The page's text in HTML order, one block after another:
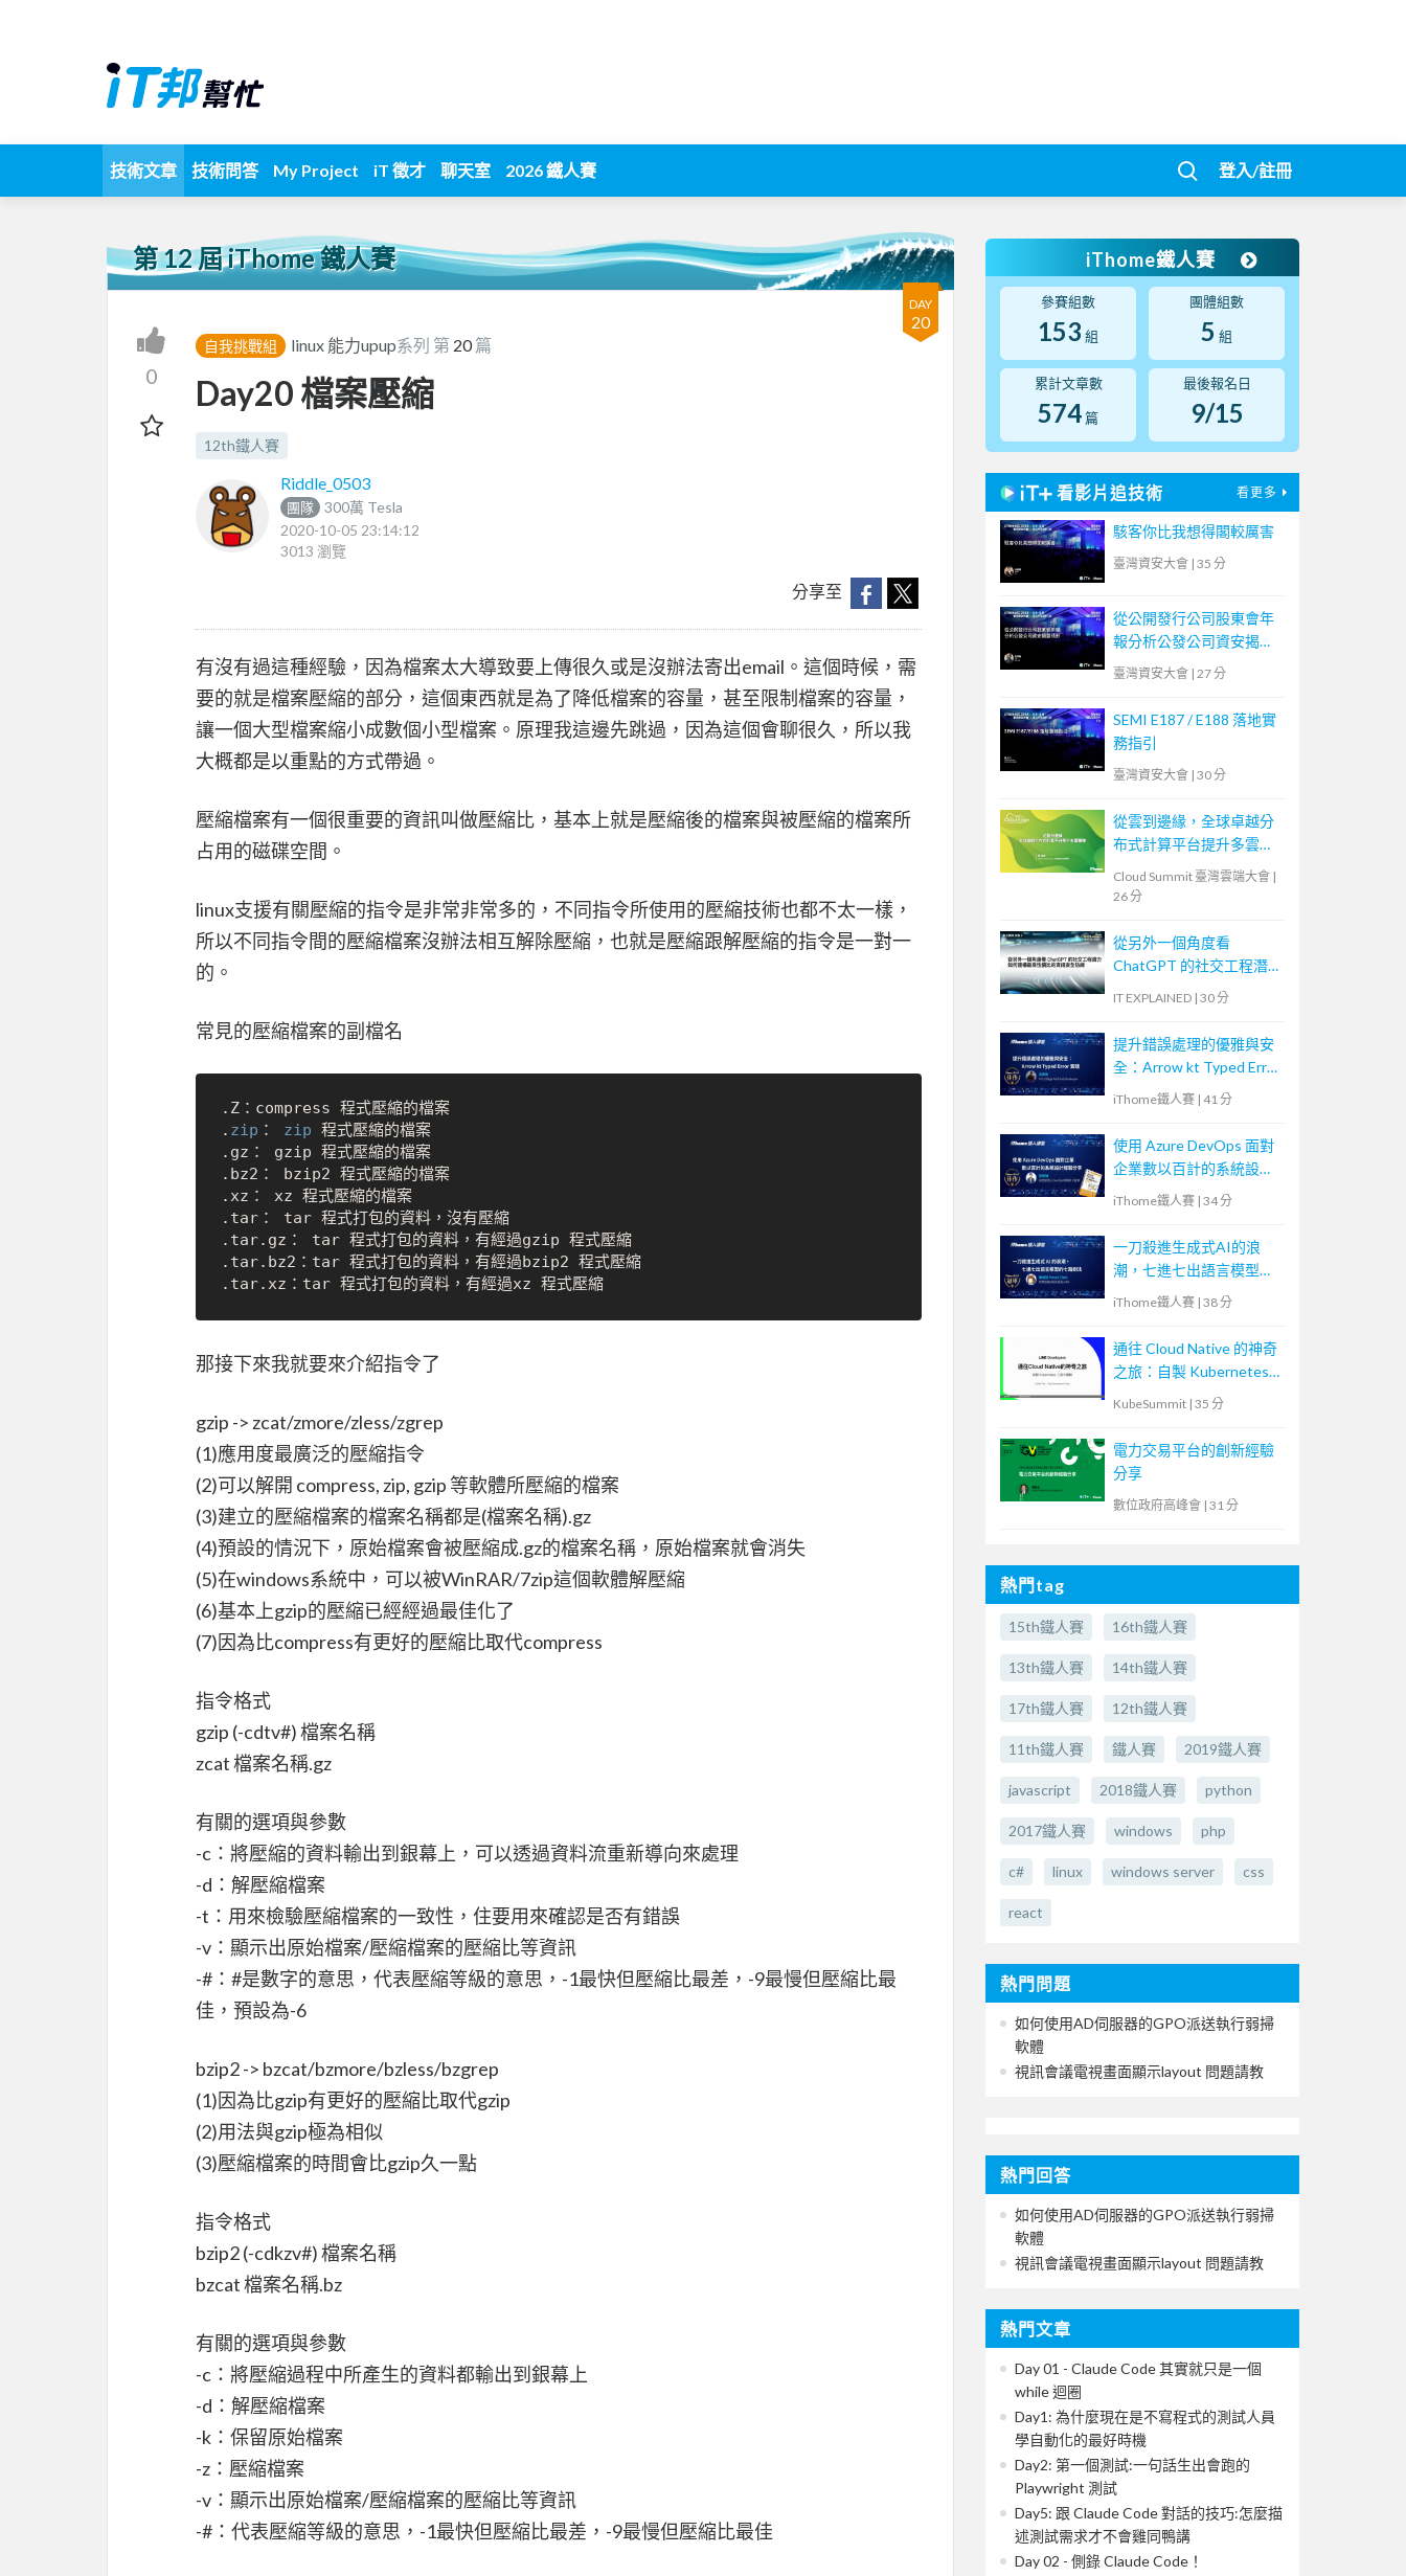
技術文章 技術問答 My Project iT 徵才 聊天室 2026 鐵人賽 登入/註冊
第 12 屆 iThome 鐵人賽
DAY
20
0
自我挑戰組 linux 能力upup系列 第 20篇
Day20 檔案壓縮
12th鐵人賽
Riddle_0503
團隊
300萬 Tesla
2020-10-05 23:14:12
3013 瀏覽
分享至
有沒有過這種經驗，因為檔案太大導致要上傳很久或是沒辦法寄出email。這個時候，需
要的就是檔案壓縮的部分，這個東西就是為了降低檔案的容量，甚至限制檔案的容量，
讓一個大型檔案縮小成數個小型檔案。原理我這邊先跳過，因為這個會聊很久，所以我
大概都是以重點的方式帶過。
壓縮檔案有一個很重要的資訊叫做壓縮比，基本上就是壓縮後的檔案與被壓縮的檔案所
占用的磁碟空間。
linux支援有關壓縮的指令是非常非常多的，不同指令所使用的壓縮技術也都不太一樣，
所以不同指令間的壓縮檔案沒辦法相互解除壓縮，也就是壓縮跟解壓縮的指令是一對一
的。
常見的壓縮檔案的副檔名
.Z：compress 程式壓縮的檔案
. zip ： zip 程式壓縮的檔案
.gz： gzip 程式壓縮的檔案
.bz2： bzip2 程式壓縮的檔案
.xz： xz 程式壓縮的檔案
.tar： tar 程式打包的資料，沒有壓縮
.tar.gz： tar 程式打包的資料，有經過gzip 程式壓縮
.tar.bz2：tar 程式打包的資料，有經過bzip2 程式壓縮
.tar.xz：tar 程式打包的資料，有經過xz 程式壓縮
那接下來我就要來介紹指令了
gzip -> zcat/zmore/zless/zgrep
(1)應用度最廣泛的壓縮指令
(2)可以解開 compress, zip, gzip 等軟體所壓縮的檔案
(3)建立的壓縮檔案的檔案名稱都是(檔案名稱).gz
(4)預設的情況下，原始檔案會被壓縮成.gz的檔案名稱，原始檔案就會消失
(5)在windows系統中，可以被WinRAR/7zip這個軟體解壓縮
(6)基本上gzip的壓縮已經經過最佳化了
(7)因為比compress有更好的壓縮比取代compress
指令格式
gzip (-cdtv#) 檔案名稱
zcat 檔案名稱.gz
有關的選項與參數
-c：將壓縮的資料輸出到銀幕上，可以透過資料流重新導向來處理
-d：解壓縮檔案
-t：用來檢驗壓縮檔案的一致性，住要用來確認是否有錯誤
-v：顯示出原始檔案/壓縮檔案的壓縮比等資訊
-#：#是數字的意思，代表壓縮等級的意思，-1最快但壓縮比最差，-9最慢但壓縮比最
佳，預設為-6
bzip2 -> bzcat/bzmore/bzless/bzgrep
(1)因為比gzip有更好的壓縮比取代gzip
(2)用法與gzip極為相似
(3)壓縮檔案的時間會比gzip久一點
指令格式
bzip2 (-cdkzv#) 檔案名稱
bzcat 檔案名稱.bz
有關的選項與參數
-c：將壓縮過程中所產生的資料都輸出到銀幕上
-d：解壓縮檔案
-k：保留原始檔案
-z：壓縮檔案
-v：顯示出原始檔案/壓縮檔案的壓縮比等資訊
-#：代表壓縮等級的意思，-1最快但壓縮比最差，-9最慢但壓縮比最佳
iThome鐵人賽
參賽組數
153 組
團體組數
5 組
累計文章數
574 篇
最後報名日
9/15
看影片追技術 看更多
駭客你比我想得閣較厲害
臺灣資安大會 | 35 分
從公開發行公司股東會年
報分析公發公司資安揭露
情形
臺灣資安大會 | 27 分
SEMI E187 / E188 落地實
務指引
臺灣資安大會 | 30 分
從雲到邊緣，全球卓越分
布式計算平台提升多雲體
Cloud Summit 臺灣雲端大會 |
26 分
從另外一個角度看
ChatGPT 的社交工程潛
力—如何建構最高性價比
IT EXPLAINED | 30 分
提升錯誤處理的優雅與安
全：Arrow kt Typed Error
iThome鐵人賽 | 41 分
使用 Azure DevOps 面對
企業數以百計的系統設計
經驗分享
iThome鐵人賽 | 34 分
一刀殺進生成式AI的浪
潮，七進七出語言模型的
七路劍法
iThome鐵人賽 | 38 分
通往 Cloud Native 的神奇
之旅：自製 Kubernetes
KubeSummit | 35 分
電力交易平台的創新經驗
分享
數位政府高峰會 | 31 分
熱門tag
15th鐵人賽 16th鐵人賽
13th鐵人賽 14th鐵人賽
17th鐵人賽 12th鐵人賽
11th鐵人賽 鐵人賽 2019鐵人賽
javascript 2018鐵人賽 python
2017鐵人賽 windows php
c# linux windows server css
react
熱門問題
如何使用AD伺服器的GPO派送執行弱掃
軟體
視訊會議電視畫面顯示layout 問題請教
熱門回答
如何使用AD伺服器的GPO派送執行弱掃
軟體
視訊會議電視畫面顯示layout 問題請教
熱門文章
Day 01 - Claude Code 其實就只是一個
while 迴圈
Day1: 為什麼現在是不寫程式的測試人員
學自動化的最好時機
Day2: 第一個測試:一句話生出會跑的
Playwright 測試
Day5: 跟 Claude Code 對話的技巧:怎麼描
述測試需求才不會雞同鴨講
Day 02 - 側錄 Claude Code！